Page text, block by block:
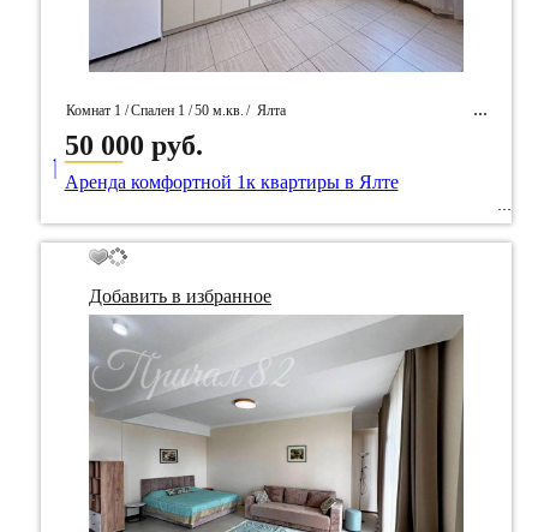
Комнат 1 /Спален 1 /50 м.кв. / Ялта
/ Идентификатор собственность 92930
50 000 руб.
____
Аренда комфортной 1к квартиры в Ялте
Добавить в избранное